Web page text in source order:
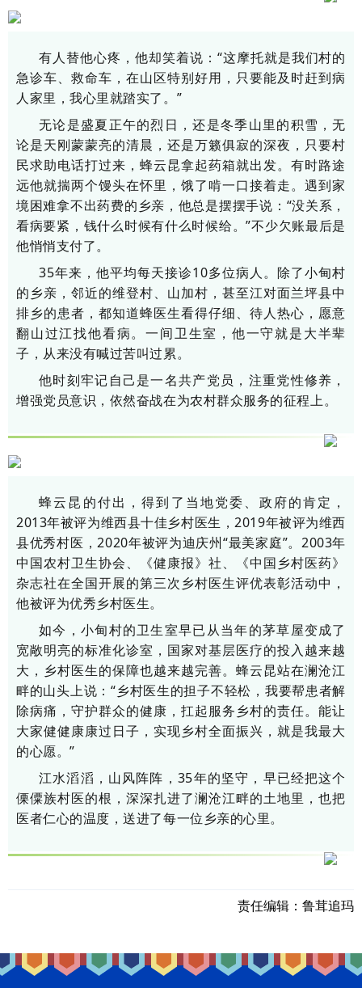
有人替他心疼，他却笑着说：“这摩托就是我们村的
急诊车、救命车，在山区特别好用，只要能及时赶到病
人家里，我心里就踏实了。”
无论是盛夏正午的烈日，还是冬季山里的积雪，无
论是天刚蒙蒙亮的清晨，还是万籁俱寂的深夜，只要村
民求助电话打过来，蜂云昆拿起药箱就出发。有时路途
远他就揣两个馒头在怀里，饿了啃一口接着走。遇到家
境困难拿不出药费的乡亲，他总是摆摆手说：“没关系，
看病要紧，钱什么时候有什么时候给。”不少欠账最后是
他悄悄支付了。
35年来，他平均每天接诊10多位病人。除了小甸村
的乡亲，邻近的维登村、山加村，甚至江对面兰坪县中
排乡的患者，都知道蜂医生看得仔细、待人热心，愿意
翻山过江找他看病。一间卫生室，他一守就是大半辈
子，从来没有喊过苦叫过累。
他时刻牢记自己是一名共产党员，注重党性修养，
增强党员意识，依然奋战在为农村群众服务的征程上。
蜂云昆的付出，得到了当地党委、政府的肯定，
2013年被评为维西县十佳乡村医生，2019年被评为维西
县优秀村医，2020年被评为迪庆州“最美家庭”。2003年
中国农村卫生协会、《健康报》社、《中国乡村医药》
杂志社在全国开展的第三次乡村医生评优表彰活动中，
他被评为优秀乡村医生。
如今，小甸村的卫生室早已从当年的茅草屋变成了
宽敞明亮的标准化诊室，国家对基层医疗的投入越来越
大，乡村医生的保障也越来越完善。蜂云昆站在澜沧江
畔的山头上说：“乡村医生的担子不轻松，我要帮患者解
除病痛，守护群众的健康，扛起服务乡村的责任。能让
大家健健康康过日子，实现乡村全面振兴，就是我最大
的心愿。”
江水滔滔，山风阵阵，35年的坚守，早已经把这个
傈僳族村医的根，深深扎进了澜沧江畔的土地里，也把
医者仁心的温度，送进了每一位乡亲的心里。
责任编辑： 鲁茸追玛